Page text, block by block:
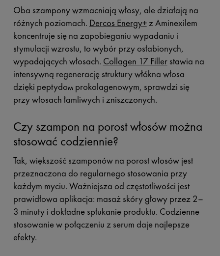
Oba szampony wzmacniają włosy, ale działają na
różnych poziomach. Dercos Energy+z Aminexilem
koncentruje się na zapobieganiu wypadaniu i
stymulacji wzrostu, to wybór przy osłabionych,
wypadających włosach. Collagen 17 Fillerstawia na
intensywną regenerację struktury włókna włosa
dzięki peptydом prokolagenowym, sprawdzi się
przy włosach łamliwych i zniszczonych.
Czy szampon na porost włosów można
stosować codziennie?
Tak, większość szamponów na porost włosów jest
przeznaczona do regularnego stosowania przy
każdym myciu. Ważniejsza od częstotliwości jest
prawidłowa aplikacja: masaż skóry głowy przez 2–
3 minuty i dokładne spłukanie produktu. Codzienne
stosowanie w połączeniu z serum daje najlepsze
efekty.